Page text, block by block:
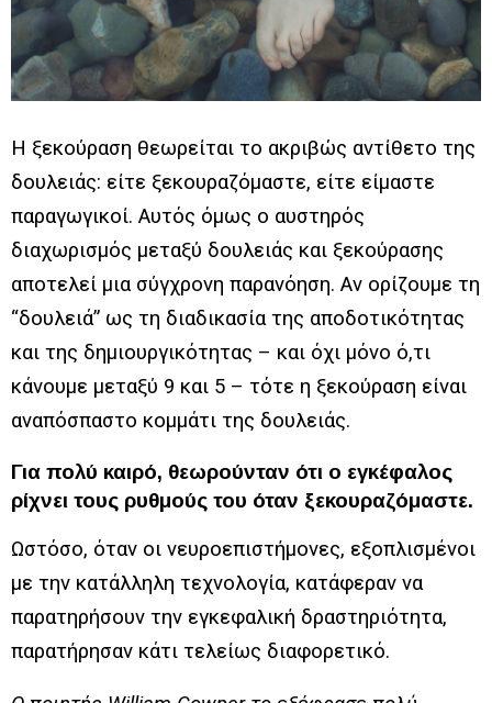
Η ξεκούραση θεωρείται το ακριβώς αντίθετο της
δουλειάς: είτε ξεκουραζόμαστε, είτε είμαστε
παραγωγικοί. Αυτός όμως ο αυστηρός
διαχωρισμός μεταξύ δουλειάς και ξεκούρασης
αποτελεί μια σύγχρονη παρανόηση. Αν ορίζουμε τη
“δουλειά” ως τη διαδικασία της αποδοτικότητας
και της δημιουργικότητας – και όχι μόνο ό,τι
κάνουμε μεταξύ 9 και 5 – τότε η ξεκούραση είναι
αναπόσπαστο κομμάτι της δουλειάς.
Για πολύ καιρό, θεωρούνταν ότι ο εγκέφαλος
ρίχνει τους ρυθμούς του όταν ξεκουραζόμαστε.
Ωστόσο, όταν οι νευροεπιστήμονες, εξοπλισμένοι
με την κατάλληλη τεχνολογία, κατάφεραν να
παρατηρήσουν την εγκεφαλική δραστηριότητα,
παρατήρησαν κάτι τελείως διαφορετικό.